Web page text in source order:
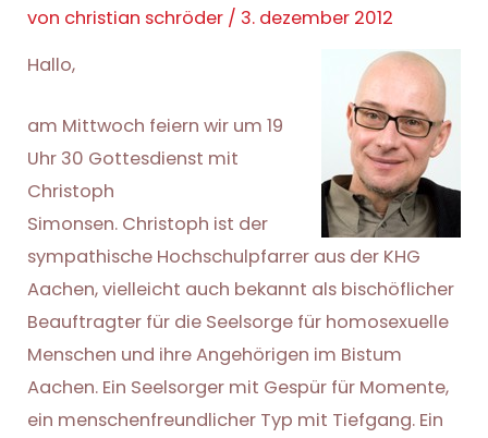
von christian schröder /3. dezember 2012
Hallo,
am Mittwoch feiern wir um 19
Uhr 30 Gottesdienst mit
Christoph
Simonsen. Christoph ist der
sympathische Hochschulpfarrer aus der KHG
Aachen, vielleicht auch bekannt als bischöflicher
Beauftragter für die Seelsorge für homosexuelle
Menschen und ihre Angehörigen im Bistum
Aachen. Ein Seelsorger mit Gespür für Momente,
ein menschenfreundlicher Typ mit Tiefgang. Ein